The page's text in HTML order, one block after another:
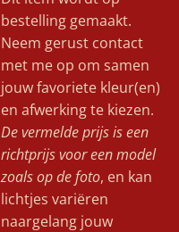
bestelling gemaakt.
Neem gerust contact
met me op om samen
jouw favoriete kleur(en)
en afwerking te kiezen.
De vermelde prijs is een
richtprijs voor een model
zoals op de foto, en kan
lichtjes variëren
naargelang jouw